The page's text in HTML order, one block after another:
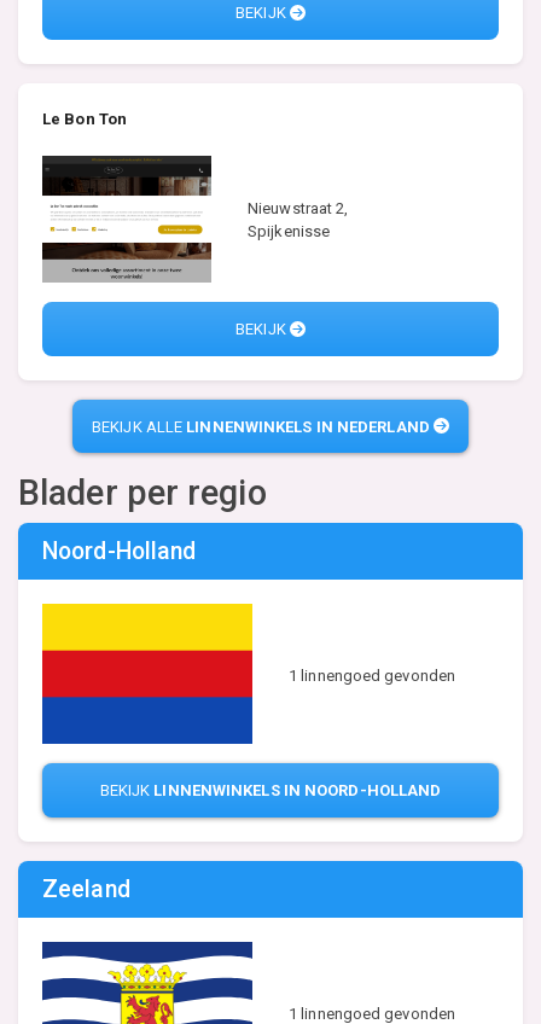
BEKIJK
Le Bon Ton
Nieuwstraat 2,
Spijkenisse
BEKIJK
BEKIJK ALLE LINNENWINKELS IN NEDERLAND
Blader per regio
Noord-Holland
1 linnengoed gevonden
BEKIJK LINNENWINKELS IN NOORD-HOLLAND
Zeeland
1 linnengoed gevonden